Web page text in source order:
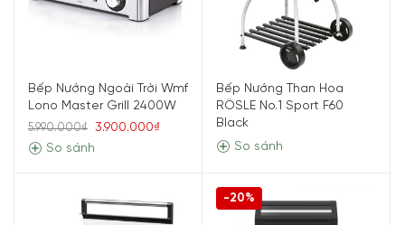
Bếp Nướng Ngoài Trời Wmf
Lono Master Grill 2400W
5.990.000₫
3.900.000₫
So sánh
Bếp Nướng Than Hoa
RÖSLE No.1 Sport F60
Black
So sánh
-20%